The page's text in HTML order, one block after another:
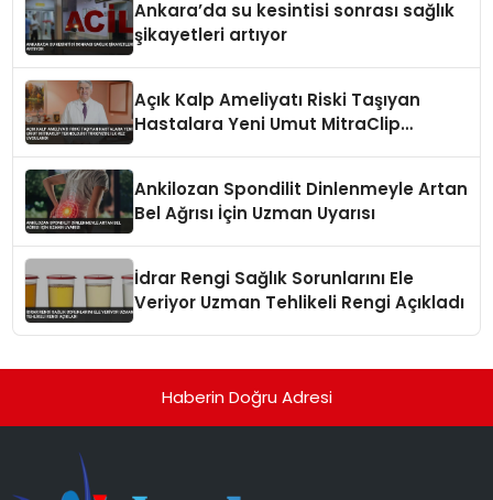
Ankara’da su kesintisi sonrası sağlık
şikayetleri artıyor
Açık Kalp Ameliyatı Riski Taşıyan
Hastalara Yeni Umut MitraClip
Ankilozan Spondilit Dinlenmeyle Artan
Bel Ağrısı İçin Uzman Uyarısı
İdrar Rengi Sağlık Sorunlarını Ele
Veriyor Uzman Tehlikeli Rengi Açıkladı
Haberin Doğru Adresi